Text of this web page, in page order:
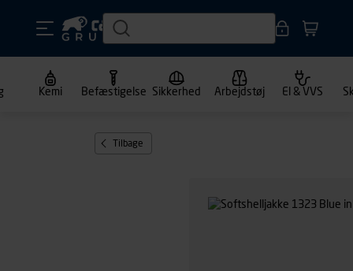
Kemi Befæstigelse Sikkerhed Arbejdstøj El & VVS
Tilbage